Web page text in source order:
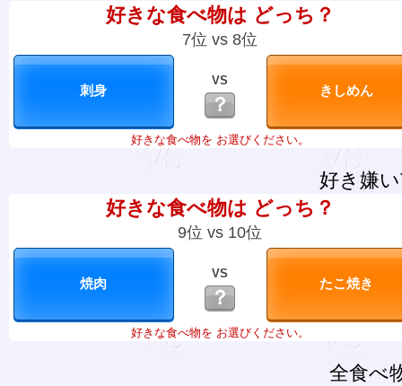
好きな食べ物は どっち？
7位 vs 8位
VS
？
好きな食べ物を お選びください。
好き嫌
好きな食べ物は どっち？
9位 vs 10位
VS
？
好きな食べ物を お選びください。
全食べ